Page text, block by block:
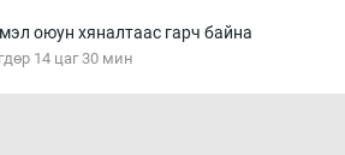
оюун хяналтаас гарч байна
14 цаг 30 мин